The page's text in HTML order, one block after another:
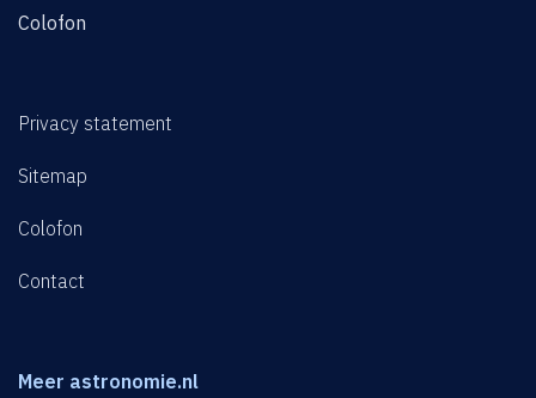
Colofon
Privacy statement
Sitemap
Colofon
Contact
Meer astronomie.nl